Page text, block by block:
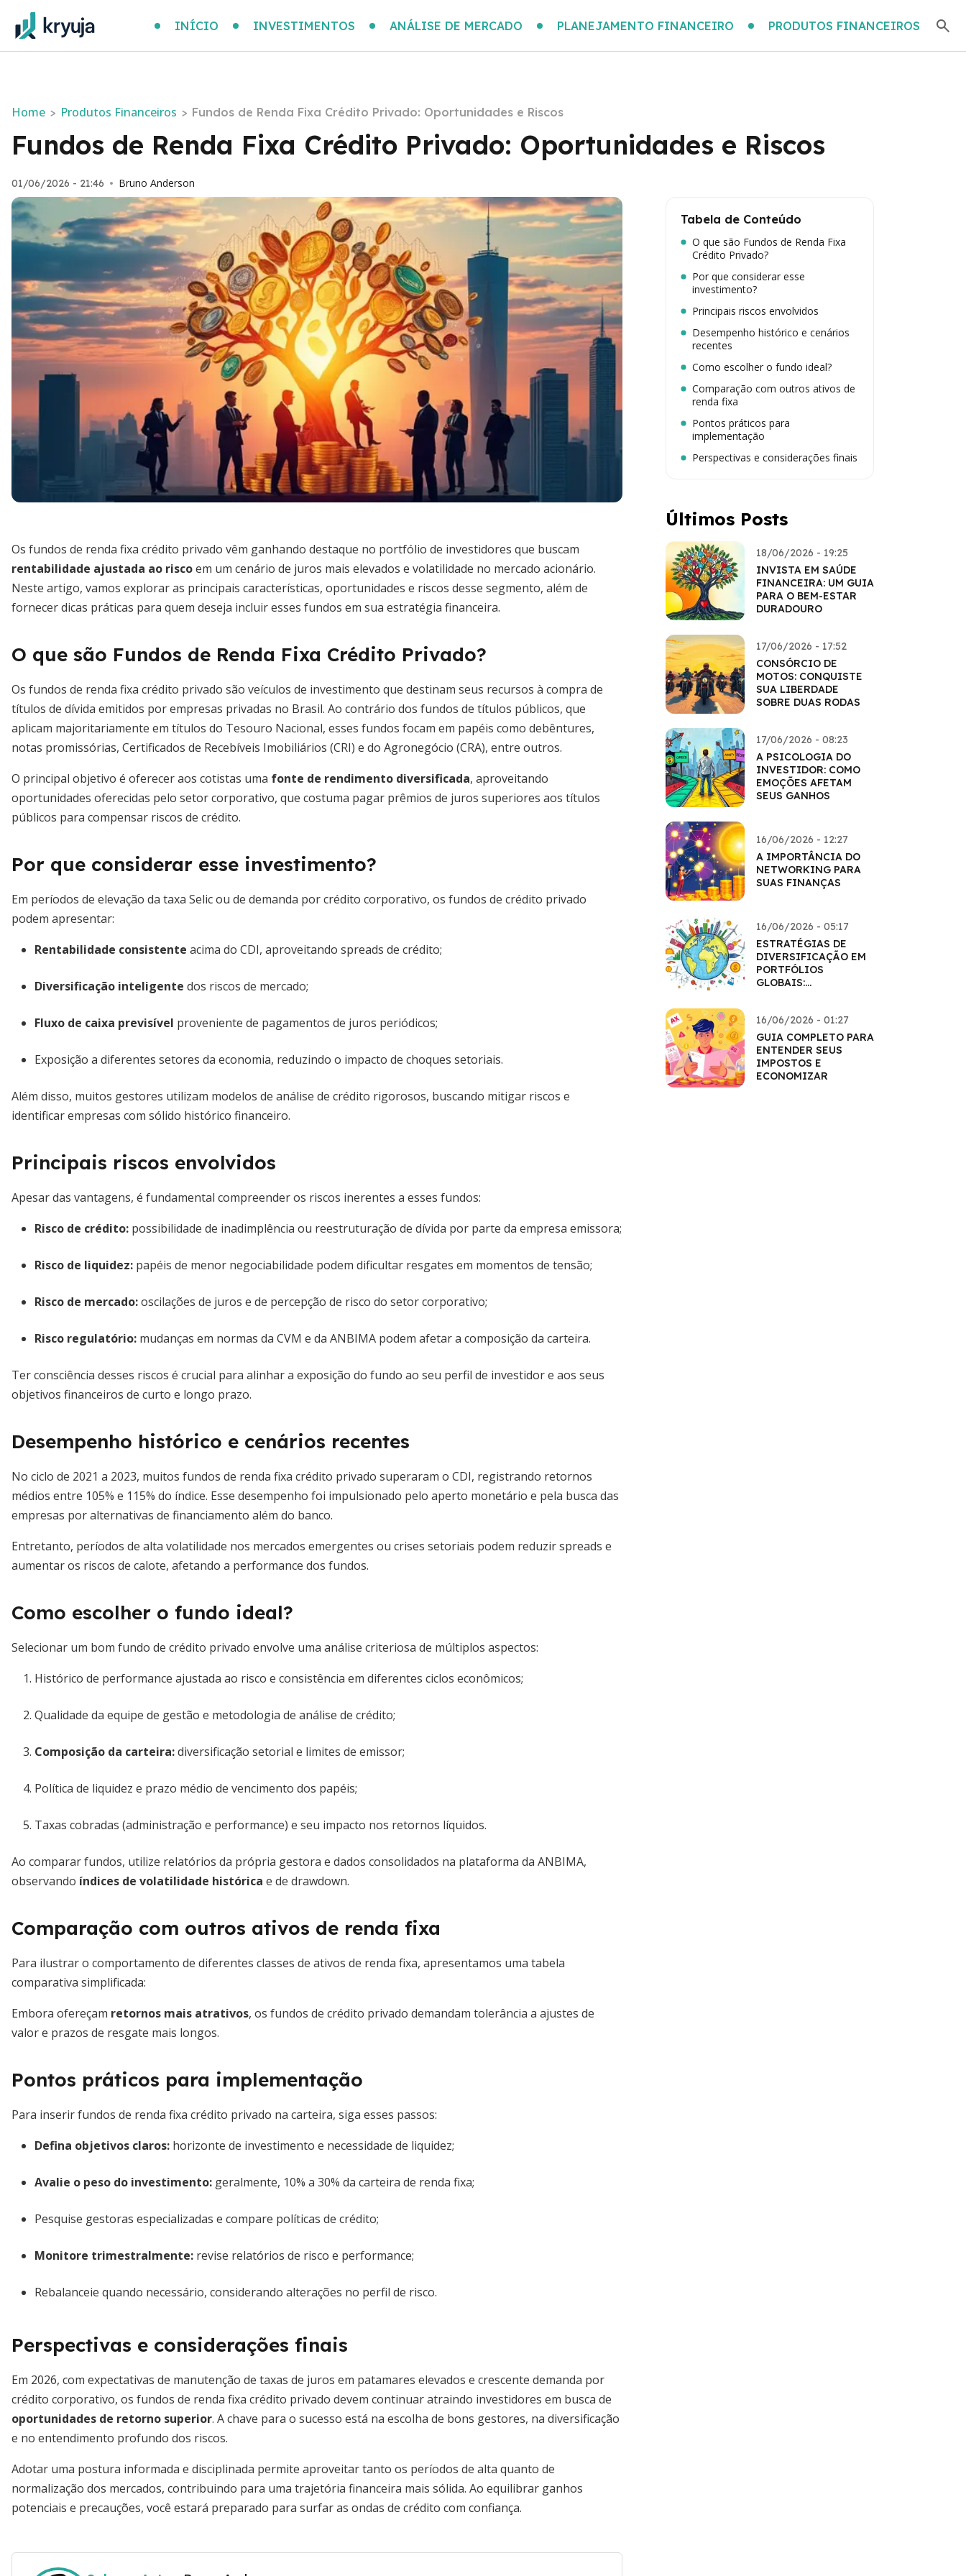
INÍCIO INVESTIMENTOS ANÁLISE DE MERCADO PLANEJAMENTO FINANCEIRO PRODUTOS FINANCEIROS
Home > Produtos Financeiros > Fundos de Renda Fixa Crédito Privado: Oportunidades e Riscos
Fundos de Renda Fixa Crédito Privado: Oportunidades e Riscos
01/06/2026 - 21:46 • Bruno Anderson
Os fundos de renda fixa crédito privado vêm ganhando destaque no portfólio de investidores que buscam
rentabilidade ajustada ao riscoem um cenário de juros mais elevados e volatilidade no mercado acionário.
Neste artigo, vamos explorar as principais características, oportunidades e riscos desse segmento, além de
fornecer dicas práticas para quem deseja incluir esses fundos em sua estratégia financeira.
O que são Fundos de Renda Fixa Crédito Privado?
Os fundos de renda fixa crédito privado são veículos de investimento que destinam seus recursos à compra de
títulos de dívida emitidos por empresas privadas no Brasil. Ao contrário dos fundos de títulos públicos, que
aplicam majoritariamente em títulos do Tesouro Nacional, esses fundos focam em papéis como debêntures,
notas promissórias, Certificados de Recebíveis Imobiliários (CRI) e do Agronegócio (CRA), entre outros.
O principal objetivo é oferecer aos cotistas uma fonte de rendimento diversificada, aproveitando
oportunidades oferecidas pelo setor corporativo, que costuma pagar prêmios de juros superiores aos títulos
públicos para compensar riscos de crédito.
Por que considerar esse investimento?
Em períodos de elevação da taxa Selic ou de demanda por crédito corporativo, os fundos de crédito privado
podem apresentar:
Rentabilidade consistente acima do CDI, aproveitando spreads de crédito;
Diversificação inteligente dos riscos de mercado;
Fluxo de caixa previsível proveniente de pagamentos de juros periódicos;
Exposição a diferentes setores da economia, reduzindo o impacto de choques setoriais.
Além disso, muitos gestores utilizam modelos de análise de crédito rigorosos, buscando mitigar riscos e
identificar empresas com sólido histórico financeiro.
Principais riscos envolvidos
Apesar das vantagens, é fundamental compreender os riscos inerentes a esses fundos:
Risco de crédito: possibilidade de inadimplência ou reestruturação de dívida por parte da empresa emissora;
Risco de liquidez: papéis de menor negociabilidade podem dificultar resgates em momentos de tensão;
Risco de mercado:oscilações de juros e de percepção de risco do setor corporativo;
Risco regulatório: mudanças em normas da CVM e da ANBIMA podem afetar a composição da carteira.
Ter consciência desses riscos é crucial para alinhar a exposição do fundo ao seu perfil de investidor e aos seus
objetivos financeiros de curto e longo prazo.
Desempenho histórico e cenários recentes
No ciclo de 2021 a 2023, muitos fundos de renda fixa crédito privado superaram o CDI, registrando retornos
médios entre 105% e 115% do índice. Esse desempenho foi impulsionado pelo aperto monetário e pela busca das
empresas por alternativas de financiamento além do banco.
Entretanto, períodos de alta volatilidade nos mercados emergentes ou crises setoriais podem reduzir spreads e
aumentar os riscos de calote, afetando a performance dos fundos.
Como escolher o fundo ideal?
Selecionar um bom fundo de crédito privado envolve uma análise criteriosa de múltiplos aspectos:
Histórico de performance ajustada ao risco e consistência em diferentes ciclos econômicos;
Qualidade da equipe de gestão e metodologia de análise de crédito;
Composição da carteira:diversificação setorial e limites de emissor;
Política de liquidez e prazo médio de vencimento dos papéis;
Taxas cobradas (administração e performance) e seu impacto nos retornos líquidos.
Ao comparar fundos, utilize relatórios da própria gestora e dados consolidados na plataforma da ANBIMA,
observando índices de volatilidade histórica e de drawdown.
Comparação com outros ativos de renda fixa
Para ilustrar o comportamento de diferentes classes de ativos de renda fixa, apresentamos uma tabela
comparativa simplificada:
Embora ofereçam retornos mais atrativos, os fundos de crédito privado demandam tolerância a ajustes de
valor e prazos de resgate mais longos.
Pontos práticos para implementação
Para inserir fundos de renda fixa crédito privado na carteira, siga esses passos:
Defina objetivos claros: horizonte de investimento e necessidade de liquidez;
Avalie o peso do investimento: geralmente, 10% a 30% da carteira de renda fixa;
Pesquise gestoras especializadas e compare políticas de crédito;
Monitore trimestralmente: revise relatórios de risco e performance;
Rebalanceie quando necessário, considerando alterações no perfil de risco.
Perspectivas e considerações finais
Em 2026, com expectativas de manutenção de taxas de juros em patamares elevados e crescente demanda por
crédito corporativo, os fundos de renda fixa crédito privado devem continuar atraindo investidores em busca de
oportunidades de retorno superior. A chave para o sucesso está na escolha de bons gestores, na diversificação
e no entendimento profundo dos riscos.
Adotar uma postura informada e disciplinada permite aproveitar tanto os períodos de alta quanto de
normalização dos mercados, contribuindo para uma trajetória financeira mais sólida. Ao equilibrar ganhos
potenciais e precauções, você estará preparado para surfar as ondas de crédito com confiança.
Tabela de Conteúdo
O que são Fundos de Renda Fixa
Crédito Privado?
Por que considerar esse
investimento?
Principais riscos envolvidos
Desempenho histórico e cenários
recentes
Como escolher o fundo ideal?
Comparação com outros ativos de
renda fixa
Pontos práticos para
implementação
Perspectivas e considerações finais
Últimos Posts
18/06/2026 - 19:25
INVISTA EM SAÚDE
FINANCEIRA: UM GUIA
PARA O BEM-ESTAR
DURADOURO
17/06/2026 - 17:52
CONSÓRCIO DE
MOTOS: CONQUISTE
SUA LIBERDADE
SOBRE DUAS RODAS
17/06/2026 - 08:23
A PSICOLOGIA DO
INVESTIDOR: COMO
EMOÇÕES AFETAM
SEUS GANHOS
16/06/2026 - 12:27
A IMPORTÂNCIA DO
NETWORKING PARA
SUAS FINANÇAS
16/06/2026 - 05:17
ESTRATÉGIAS DE
DIVERSIFICAÇÃO EM
PORTFÓLIOS
GLOBAIS:
16/06/2026 - 01:27
GUIA COMPLETO PARA
ENTENDER SEUS
IMPOSTOS E
ECONOMIZAR